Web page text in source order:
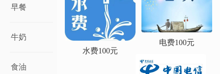
水费100元
电费100元
早餐
牛奶
食油